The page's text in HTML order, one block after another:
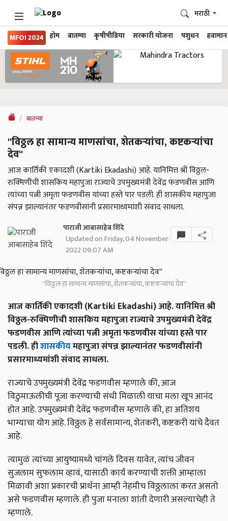
MFOI 2024 होम बातम्या कृषीपीडिया सरकारी योजना पशुधन हवामान
मराठी
बातम्या
''विठ्ठल हा सामान्य माणसांचा, शेतकऱ्यांचा, कष्टकऱ्यांचा
देव''
आज कार्तिकी एकादशी (Kartiki Ekadashi) आहे. यानिमित्त श्री विठ्ठल-
रुक्मिणीची शासकिय महापुजा राज्याचे उपमुख्यमंत्री देवेंद्र फडणवीस आणि
त्यांच्या पत्नी अमृता फडणवीस यांच्या हस्ते पार पडली. ही शासकीय महापुजा
संपन्न झाल्यानंतर फडणवीसांनी प्रसारमाध्यमांशी संवाद साधला.
पाराजी आबासाहेब शिंदे
Updated on Friday, 04 November
2022 09:07 AM
''विठ्ठल हा सामान्य माणसांचा, शेतकऱ्यांचा, कष्टकऱ्यांचा देव''
आज कार्तिकी एकादशी (Kartiki Ekadashi) आहे. यानिमित्त श्री
विठ्ठल-रुक्मिणीची शासकिय महापुजा राज्याचे उपमुख्यमंत्री देवेंद्र
फडणवीस आणि त्यांच्या पत्नी अमृता फडणवीस यांच्या हस्ते पार
पडली. हीशासकीयमहापुजा संपन्न झाल्यानंतर फडणवीसांनी
प्रसारमाध्यमांशी संवाद साधला.
राज्याचे उपमुख्यमंत्री देवेंद्र फडणवीस म्हणाले की, आज
विठुमाऊलीची पूजा करण्याची संधी मिळाली याचा मला खूप आनंद
होत आहे. उपमुख्यमंत्री देवेंद्र फडणवीस म्हणाले की, हा अतिशय
भाग्याचा योग आहे. विठ्ठल हे सर्वसामान्य, शेतकरी, कष्टकरी यांचे दैवत
आहे.
त्यामुळं त्यांच्या आयुष्यामध्ये चांगले दिवस यावेत, त्यांच जीवन
सुजलाम सुफलाम व्हावं, यासाठी कार्य करण्याची शक्ती आम्हाला
मिळावी अशा प्रकारची प्रार्थना आम्ही नेहमीच विठ्ठलाला करत असतो
असे फडणवीस म्हणाले. ही पुजा मनाला शांती देणारी असल्याचेही ते
म्हणाले.